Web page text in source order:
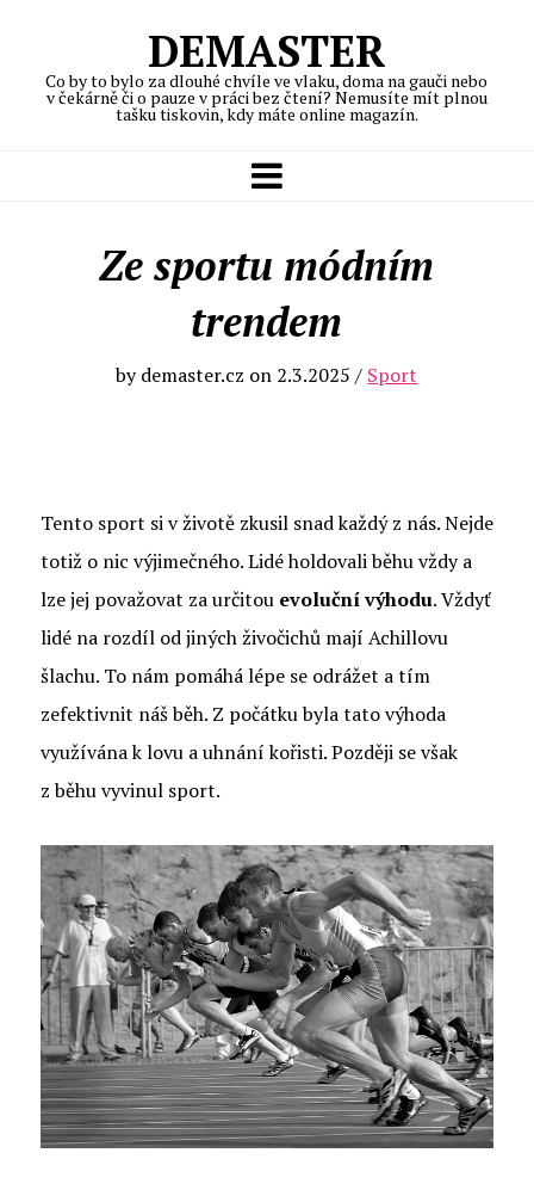
DEMASTER
Co by to bylo za dlouhé chvíle ve vlaku, doma na gauči nebo
v čekárně či o pauze v práci bez čtení? Nemusíte mít plnou
tašku tiskovin, kdy máte online magazín.
Ze sportu módním
trendem
bydemaster.cz on 2.3.2025 / Sport
Tento sport si v životě zkusil snad každý z nás. Nejde
totiž o nic výjimečného. Lidé holdovali běhu vždy a
lze jej považovat za určitou evoluční výhodu. Vždyť
lidé na rozdíl od jiných živočichů mají Achillovu
šlachu. To nám pomáhá lépe se odrážet a tím
zefektivnit náš běh. Z počátku byla tato výhoda
využívána k lovu a uhnání kořisti. Později se však
z běhu vyvinul sport.